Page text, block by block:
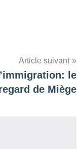
Article suivant
le
de Miège